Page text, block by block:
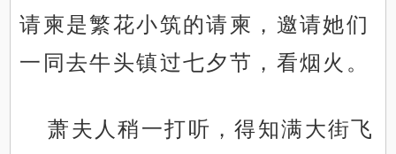
请柬是繁花小筑的请柬，邀请她们
一同去牛头镇过七夕节，看烟火。
萧夫人稍一打听，得知满大街飞